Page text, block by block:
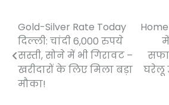
Post
navigation
Gold-Silver Rate Today
दिल्ली: चांदी 6,000 रुपये
सस्ती, सोने में भी गिरावट –
खरीदारों के लिए मिला बड़ा
मौका!
घरेलू